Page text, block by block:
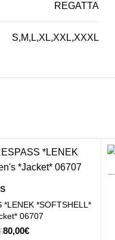
REGATTA
S,M, L,XL,XXL,XXXL
S
*SOFTSHELL*
06707
Original
80,00€Η